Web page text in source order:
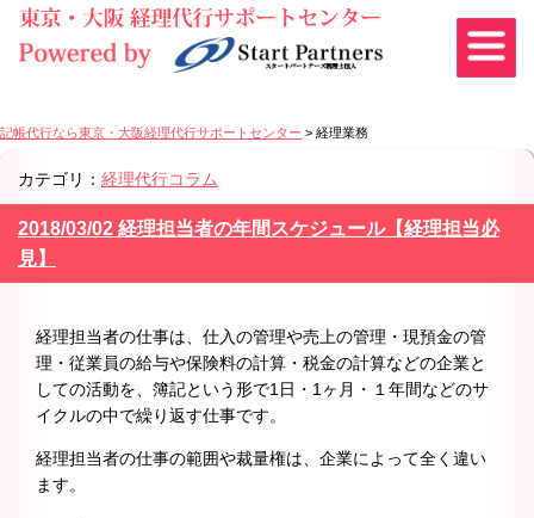
記帳代行なら東京・大阪経理代行サポートセンター > 経理業務
カテゴリ： 経理代行コラム
2018/03/02 経理担当者の年間スケジュール【経理担当必
見】
経理担当者の仕事は、仕入の管理や売上の管理・現預金の管
理・従業員の給与や保険料の計算・税金の計算などの企業と
しての活動を、簿記という形で1日・1ヶ月・１年間などのサ
イクルの中で繰り返す仕事です。
経理担当者の仕事の範囲や裁量権は、企業によって全く違い
ます。